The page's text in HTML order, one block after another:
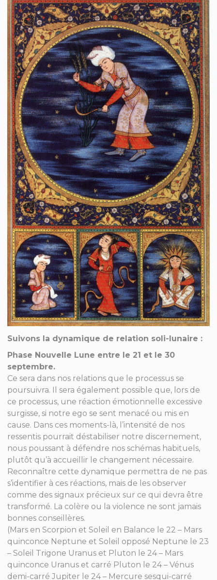
Suivons la dynamique de relation soli-lunaire :
Phase Nouvelle Lune entre le 21 et le 30
septembre.
Ce sera dans nos relations que le processus se
poursuivra. Il sera également possible que, lors de
ce processus, une réaction émotionnelle excessive
surgisse, si notre ego se sent menacé ou mis en
cause. Dans ces moments-là, l’intensité de nos
ressentis pourrait déstabiliser notre discernement,
nous poussant à défendre nos schémas habituels,
plutôt qu’à accueillir le changement nécessaire.
Reconnaître cette dynamique permettra de ne pas
s’identifier à ces réactions, mais de les observer
comme des signaux précieux sur ce qui devra être
transformé. La colère ou la violence ne sont jamais
bonnes conseillères.
(Mars en Scorpion et Soleil en Balance le 22 – Mars
quinconce Neptune et Soleil opposé Neptune le 23
– Soleil Trigone Uranus et Pluton le 24 – Mars
quinconce Uranus et carré Pluton le 24 – Vénus
demi-carré Jupiter le 24 – Mercure sesqui-carré